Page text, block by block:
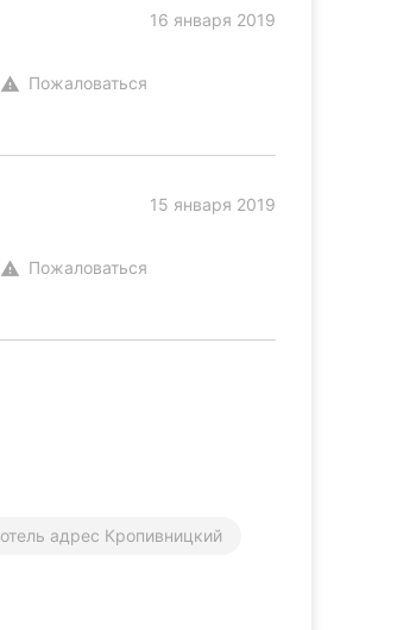
16 января 2019
warning Пожаловаться
15 января 2019
warning Пожаловаться
отель адрес Кропивницкий